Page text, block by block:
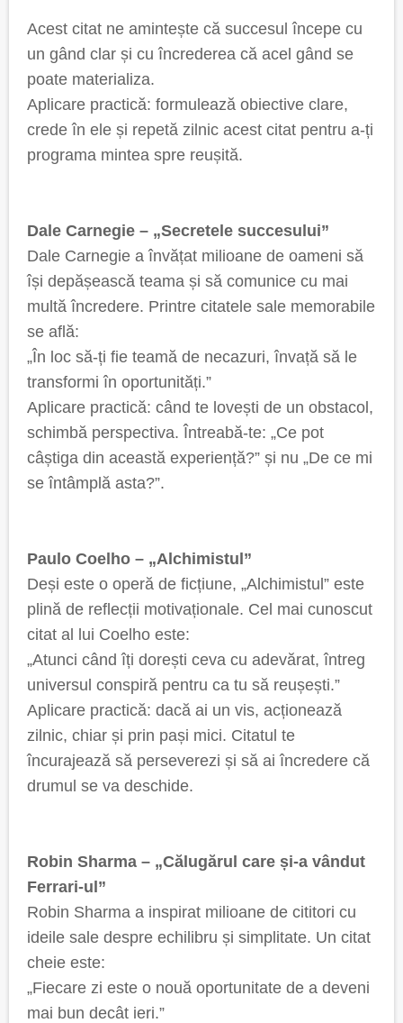
Acest citat ne amintește că succesul începe cu
un gând clar și cu încrederea că acel gând se
poate materializa.
Aplicare practică: formulează obiective clare,
crede în ele și repetă zilnic acest citat pentru a-ți
programa mintea spre reușită.
Dale Carnegie – „Secretele succesului”
Dale Carnegie a învățat milioane de oameni să
își depășească teama și să comunice cu mai
multă încredere. Printre citatele sale memorabile
se află:
„În loc să-ți fie teamă de necazuri, învață să le
transformi în oportunități.”
Aplicare practică: când te lovești de un obstacol,
schimbă perspectiva. Întreabă-te: „Ce pot
câștiga din această experiență?” și nu „De ce mi
se întâmplă asta?”.
Paulo Coelho – „Alchimistul”
Deși este o operă de ficțiune, „Alchimistul” este
plină de reflecții motivaționale. Cel mai cunoscut
citat al lui Coelho este:
„Atunci când îți dorești ceva cu adevărat, întreg
universul conspiră pentru ca tu să reușești.”
Aplicare practică: dacă ai un vis, acționează
zilnic, chiar și prin pași mici. Citatul te
încurajează să perseverezi și să ai încredere că
drumul se va deschide.
Robin Sharma – „Călugărul care și-a vândut
Ferrari-ul”
Robin Sharma a inspirat milioane de cititori cu
ideile sale despre echilibru și simplitate. Un citat
cheie este:
„Fiecare zi este o nouă oportunitate de a deveni
mai bun decât ieri.”